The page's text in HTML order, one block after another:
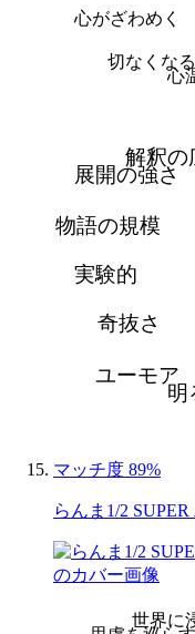
心
切なくなる
心がざわめく
明
ユーモア
奇抜さ
実験的
物語の規模
展開の強さ
解釈の
マッチ度 89%
らんま1/2
世界に